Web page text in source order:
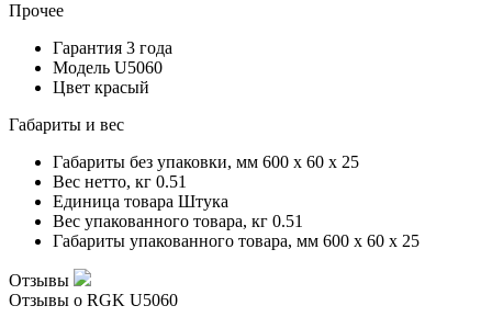
Прочее
Гарантия 3 года
Модель U5060
Цвет красый
Габариты и вес
Габариты без упаковки, мм 600 x 60 x 25
Вес нетто, кг 0.51
Единица товара Штука
Вес упакованного товара, кг 0.51
Габариты упакованного товара, мм 600 x 60 x 25
Отзывы
Отзывы о RGK U5060